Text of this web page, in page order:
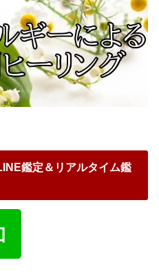
鑑定＆リアルタイム鑑